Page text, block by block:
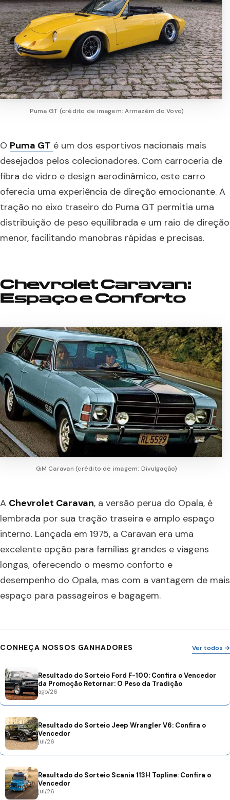
Puma GT (crédito de imagem: Armazém do Vovo)
O Puma GT é um dos esportivos nacionais mais
desejados pelos colecionadores. Com carroceria de
fibra de vidro e design aerodinâmico, este carro
oferecia uma experiência de direção emocionante. A
tração no eixo traseiro do Puma GT permitia uma
distribuição de peso equilibrada e um raio de direção
menor, facilitando manobras rápidas e precisas.
Chevrolet Caravan:
Espaço e Conforto
GM Caravan (crédito de imagem: Divulgação)
A Chevrolet Caravan, a versão perua do Opala, é
lembrada por sua tração traseira e amplo espaço
interno. Lançada em 1975, a Caravan era uma
excelente opção para famílias grandes e viagens
longas, oferecendo o mesmo conforto e
desempenho do Opala, mas com a vantagem de mais
espaço para passageiros e bagagem.
CONHEÇA NOSSOS GANHADORES Ver todos →
Resultado do Sorteio Ford F-100: Confira o Vencedor
da Promoção Retornar: O Peso da Tradição
ago/26
Resultado do Sorteio Jeep Wrangler V6: Confira o
Vencedor
jul/26
Resultado do Sorteio Scania 113H Topline: Confira o
Vencedor
jul/26